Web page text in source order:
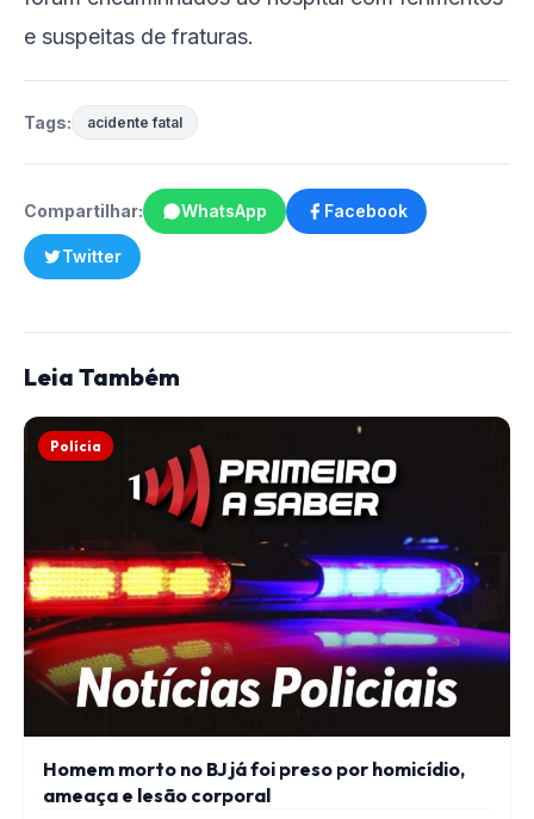
e suspeitas de fraturas.
Tags: acidente fatal
Compartilhar: WhatsApp Facebook
Twitter
Leia Também
Polícia
Homem morto no BJ já foi preso por homicídio,
ameaça e lesão corporal